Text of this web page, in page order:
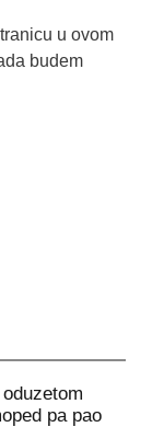
u ovom
budem
pa pao